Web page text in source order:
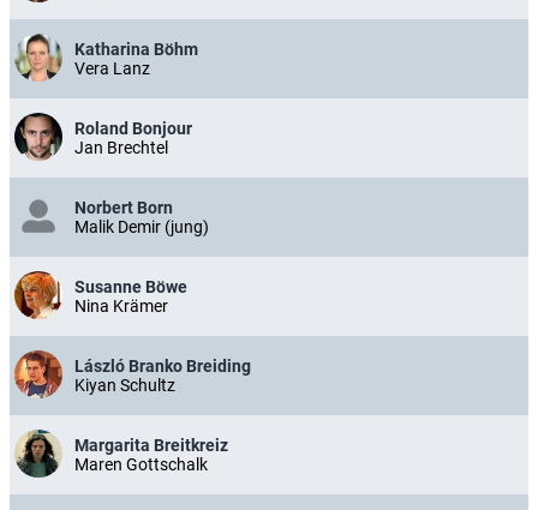
Katharina Böhm
Vera Lanz
Roland Bonjour
Jan Brechtel
Norbert Born
Malik Demir (jung)
Susanne Böwe
Nina Krämer
László Branko Breiding
Kiyan Schultz
Margarita Breitkreiz
Maren Gottschalk